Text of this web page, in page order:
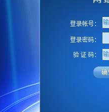
登录帐号：
登录密码：
验 证 码：